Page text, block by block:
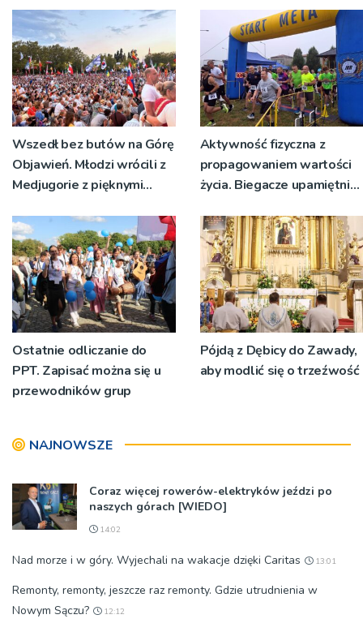
pielgrzymów
Wszedł bez butów na Górę
Objawień. Młodzi wrócili z
Medjugorie z pięknymi
Aktywność fizyczna z
propagowaniem wartości
życia. Biegacze upamiętnili
Ostatnie odliczanie do
PPT. Zapisać można się u
przewodników grup
Pójdą z Dębicy do Zawady,
aby modlić się o trzeźwość
NAJNOWSZE
Coraz więcej rowerów-elektryków jeździ po
naszych górach [WIEDO]
14:02
Nad morze i w góry. Wyjechali na wakacje dzięki Caritas 13:01
Remonty, remonty, jeszcze raz remonty. Gdzie utrudnienia w
Nowym Sączu?
12:12